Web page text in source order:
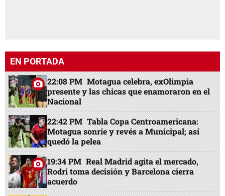
EN PORTADA
22:08 PM Motagua celebra, exOlimpia
presente y las chicas que enamoraron en el
Nacional
22:42 PM Tabla Copa Centroamericana:
Motagua sonríe y revés a Municipal; así
quedó la pelea
19:34 PM Real Madrid agita el mercado,
Rodri toma decisión y Barcelona cierra
acuerdo